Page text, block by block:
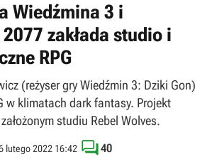
Wiedźmina 3 i
zakłada studio i
RPG
(reżyser gry Wiedźmin 3: Dziki Gon)
w klimatach dark fantasy. Projekt
studiu Rebel Wolves.
lutego 2022 16:42 40